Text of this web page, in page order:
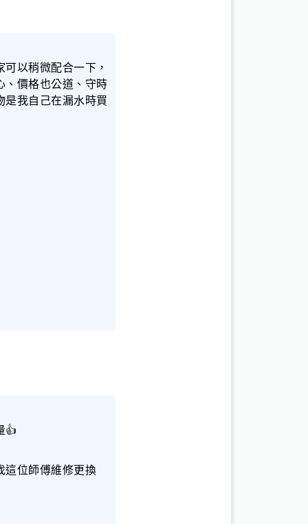
以稍微配合一下，
、價格也公道、守時
是我自己在漏水時買
👍
這位師傅維修更換